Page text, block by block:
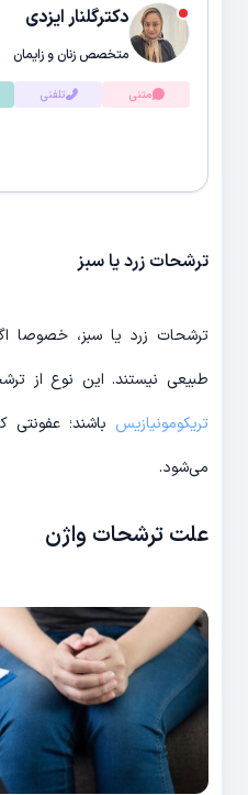
دکترگلنار ایزدی
متخصص زنان و زایمان
متنی تلفنی
ترشحات زرد یا سبز
ترشحات زرد یا سبز، خصوصا
طبیعی نیستند. این نوع از
تریکومونیازیس باشند؛
می‌شود.
علت ترشحات واژن